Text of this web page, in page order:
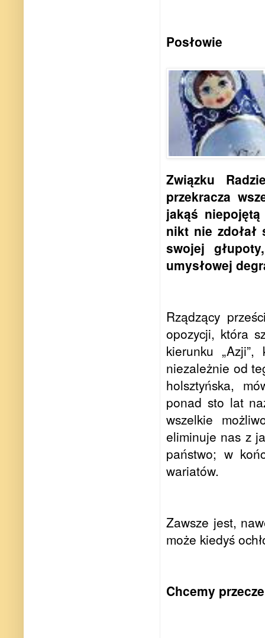
Posłowie
Związku
przekracza
jakąś
nikt nie
swojej
umysłowej
Rządzący
opozycji, która
kierunku
niezależnie od
holsztyńska,
ponad sto lat
wszelkie
eliminuje nas z
państwo; w
wariatów.
Zawsze jest,
może kiedyś
Chcemy